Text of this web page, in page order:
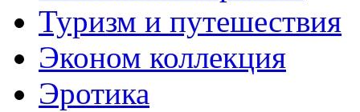
Туризм и путешествия
Эконом коллекция
Эротика